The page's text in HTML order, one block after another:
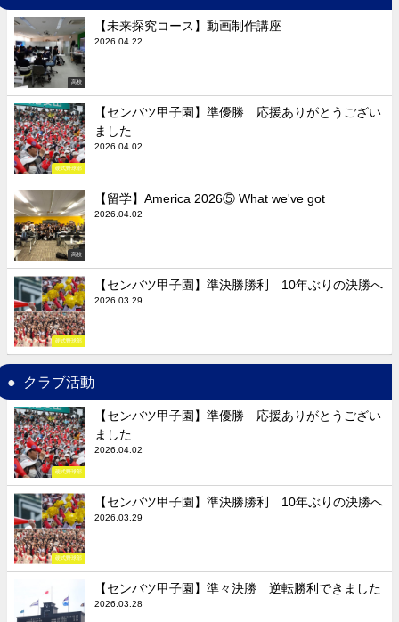
高校
【未来探究コース】動画制作講座
2026.04.22
硬式野球部
【センバツ甲子園】準優勝 応援ありがとうござい
ました
2026.04.02
高校
【留学】America 2026⑤ What we've got
2026.04.02
硬式野球部
【センバツ甲子園】準決勝勝利 10年ぶりの決勝へ
2026.03.29
クラブ活動
硬式野球部
【センバツ甲子園】準優勝 応援ありがとうござい
ました
2026.04.02
硬式野球部
【センバツ甲子園】準決勝勝利 10年ぶりの決勝へ
2026.03.29
【センバツ甲子園】準々決勝 逆転勝利できました
2026.03.28